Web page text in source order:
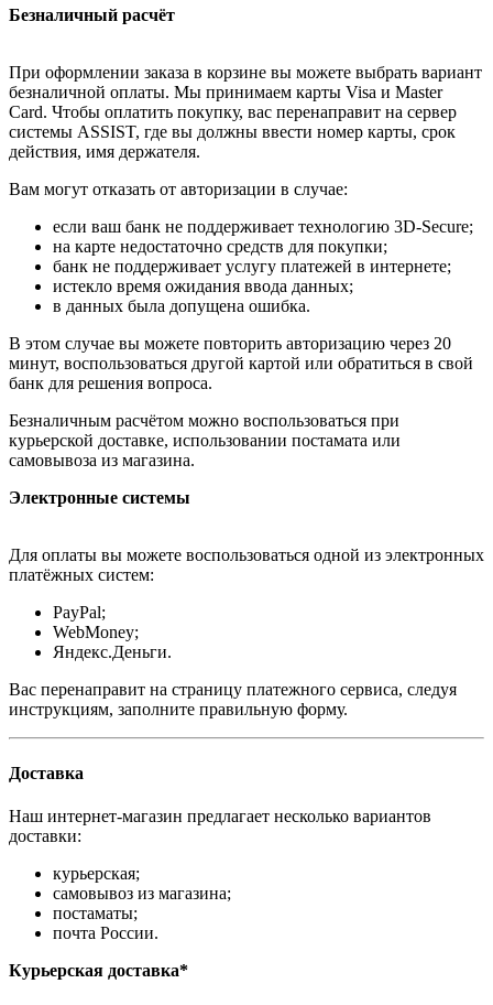
Безналичный расчёт
При оформлении заказа в корзине вы можете выбрать вариант
безналичной оплаты. Мы принимаем карты Visa и Master
Card. Чтобы оплатить покупку, вас перенаправит на сервер
системы ASSIST, где вы должны ввести номер карты, срок
действия, имя держателя.
Вам могут отказать от авторизации в случае:
если ваш банк не поддерживает технологию 3D-Secure;
на карте недостаточно средств для покупки;
банк не поддерживает услугу платежей в интернете;
истекло время ожидания ввода данных;
в данных была допущена ошибка.
В этом случае вы можете повторить авторизацию через 20
минут, воспользоваться другой картой или обратиться в свой
банк для решения вопроса.
Безналичным расчётом можно воспользоваться при
курьерской доставке, использовании постамата или
самовывоза из магазина.
Электронные системы
Для оплаты вы можете воспользоваться одной из электронных
платёжных систем:
PayPal;
WebMoney;
Яндекс.Деньги.
Вас перенаправит на страницу платежного сервиса, следуя
инструкциям, заполните правильную форму.
Доставка
Наш интернет-магазин предлагает несколько вариантов
доставки:
курьерская;
самовывоз из магазина;
постаматы;
почта России.
Курьерская доставка*